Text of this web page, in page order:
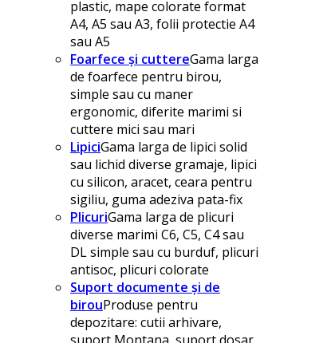
plastic, mape colorate format
A4, A5 sau A3, folii protectie A4
sau A5
Foarfece și cuttereGama larga
de foarfece pentru birou,
simple sau cu maner
ergonomic, diferite marimi si
cuttere mici sau mari
LipiciGama larga de lipici solid
sau lichid diverse gramaje, lipici
cu silicon, aracet, ceara pentru
sigiliu, guma adeziva pata-fix
PlicuriGama larga de plicuri
diverse marimi C6, C5, C4 sau
DL simple sau cu burduf, plicuri
antisoc, plicuri colorate
Suport documente și de
birouProduse pentru
depozitare: cutii arhivare,